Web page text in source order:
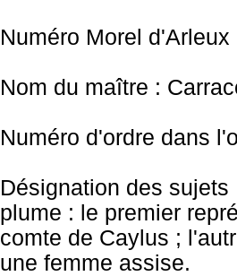
Numéro Morel d'Arleux
Nom du maître :
Numéro d'ordre dans
Désignation des
plume : le premier
comte de Caylus ;
une femme assise.